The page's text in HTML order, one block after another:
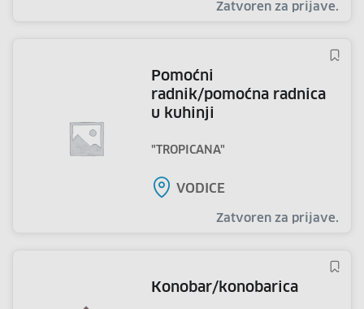
Zatvoren za prijave.
pomoćni
radnik/pomoćna radnica
u kuhinji
"TROPICANA"
VODICE
Zatvoren za prijave.
konobar/konobarica